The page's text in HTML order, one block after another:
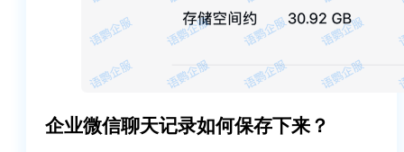
企业微信聊天记录如何保存下来？